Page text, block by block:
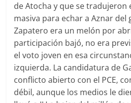
de Atocha y que se tradujeron
masiva para echar a Aznar del
Zapatero era un melón por
participación bajó, no era
el voto joven en esa
izquierda. La candidatura de
conflicto abierto con el PCE,
débil, aunque los medios le